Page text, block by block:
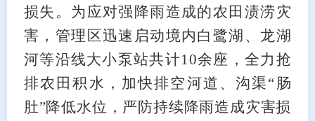
损失。为应对强降雨造成的农田渍涝灾
害，管理区迅速启动境内白鹭湖、龙湖
河等沿线大小泵站共计10余座，全力抢
排农田积水，加快排空河道、沟渠“肠
肚”降低水位，严防持续降雨造成灾害损